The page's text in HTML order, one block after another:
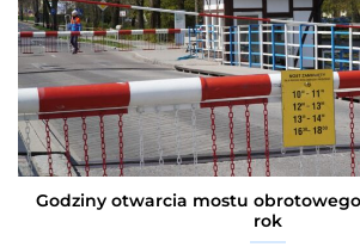
Godziny otwarcia mostu
rok